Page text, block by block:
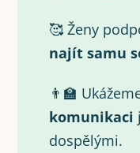
🥰 Ženy
najít samu
👨‍🏫
komunikaci
dospělými.